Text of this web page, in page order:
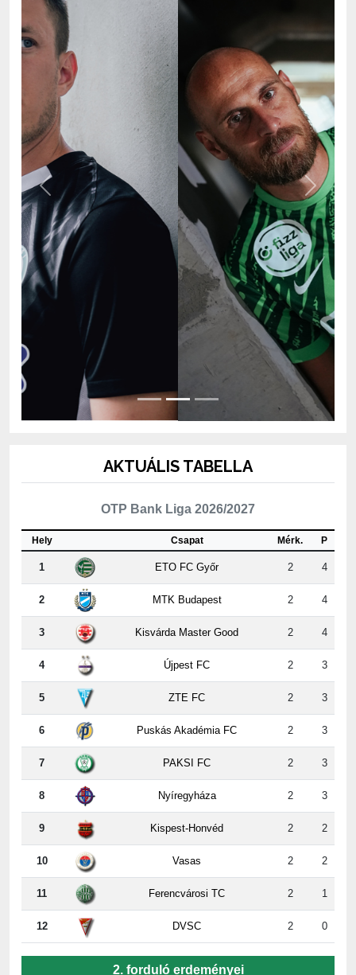
Previous Next
OTP Bank Liga 2026/2027
Csapat
1 ETO FC Győr 2 4
2 MTK Budapest 2 4
3 Kisvárda Master Good 2 4
4 Újpest FC 2 3
5 ZTE FC 2 3
6 Puskás Akadémia FC 2 3
7 PAKSI FC 2 3
8 Nyíregyháza 2 3
9 Kispest-Honvéd 2 2
10 Vasas 2 2
11 Ferencvárosi TC 2 1
12 DVSC 2 0
ZTE - Paks